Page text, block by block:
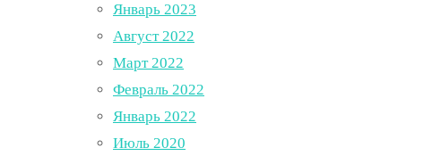
Январь 2023
Август 2022
Март 2022
Февраль 2022
Январь 2022
Июль 2020